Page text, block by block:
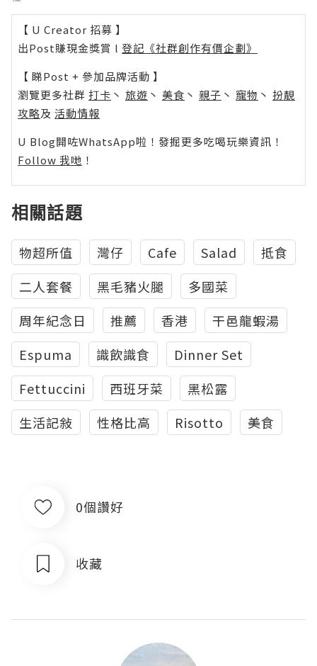
【 U Creator 招募 】
出Post賺現金獎賞 l 登記《社群創作有價企劃》
【 睇Post + 參加品牌活動 】
瀏覽更多社群 打卡 丶 旅遊 丶 美食 丶 親子 丶 寵物 丶 扮靚
攻略及 活動情報
U Blog開咗WhatsApp啦！發掘更多吃喝玩樂資訊！
Follow 我哋 ！
相關話題
物超所值 灣仔 Cafe Salad
抵食
二人套餐
黑毛豬火腿
多國菜
周年紀念日
推薦 香港
干邑龍蝦湯
Espuma
識飲識食
Dinner Set
Fettuccini
西班牙菜
黑松露
生活記敍
性格比高 Risotto 美食
0個讚好
收藏